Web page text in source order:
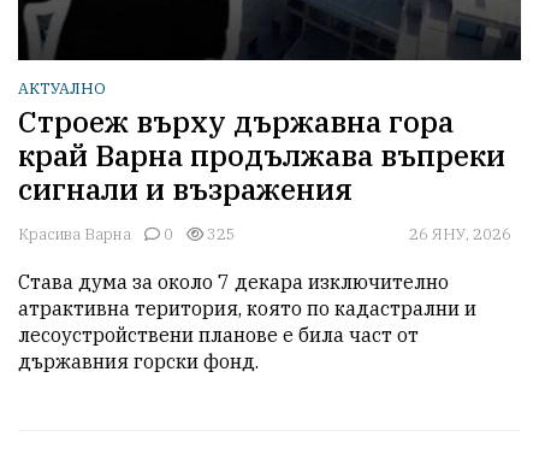
АКТУАЛНО
Строеж върху държавна гора
край Варна продължава въпреки
сигнали и възражения
Красива Варна 0 325 26 ЯНУ, 2026
Става дума за около 7 декара изключително
атрактивна територия, която по кадастрални и
лесоустройствени планове е била част от
държавния горски фонд.